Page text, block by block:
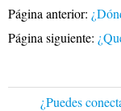
Página anterior:
Página siguiente:
¿Puedes